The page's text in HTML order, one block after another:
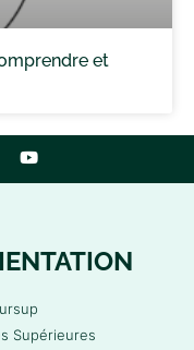
et
Supérieures